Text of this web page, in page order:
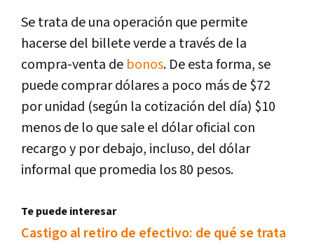
Se trata de una operación que permite
hacerse del billete verde a través de la
compra-venta de bonos. De esta forma, se
puede comprar dólares a poco más de $72
por unidad (según la cotización del día) $10
menos de lo que sale el dólar oficial con
recargo y por debajo, incluso, del dólar
informal que promedia los 80 pesos.
Te puede interesar
Castigo al retiro de efectivo: de qué se trata